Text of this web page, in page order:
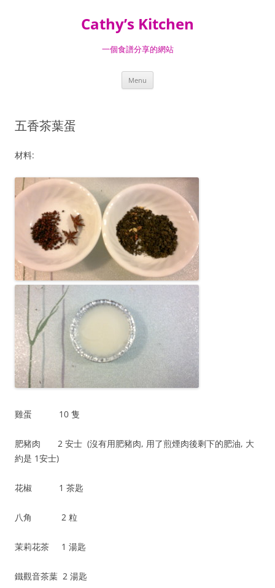
Cathy’s Kitchen
一個食譜分享的網站
Menu
五香茶葉蛋
材料:
雞蛋 10 隻
肥豬肉 2 安士 (沒有用肥豬肉, 用了煎煙肉後剩下的肥油, 大
約是 1安士)
花椒 1 茶匙
八角 2 粒
茉莉花茶 1 湯匙
鐵觀音茶葉 2 湯匙